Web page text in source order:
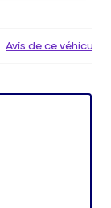
Avis de ce véhicule